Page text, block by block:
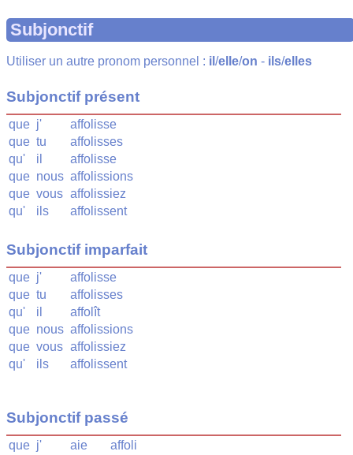
Subjonctif
Utiliser un autre pronom personnel : il /elle/on - ils/elles
Subjonctif présent
que j'
affolisse
que tu
affolisses
qu'
il
affolisse
que nous affolissions
que vous affolissiez
qu'
ils affolissent
Subjonctif imparfait
que j'
affolisse
que tu
affolisses
qu'
il
affolît
que nous affolissions
que vous affolissiez
qu'
ils affolissent
Subjonctif passé
que j' aie
affoli